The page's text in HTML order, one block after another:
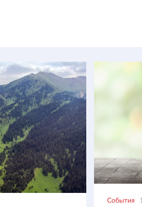
События